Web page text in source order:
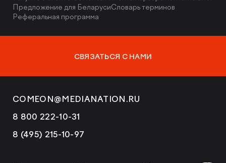
Предложение для БеларусиСловарь терминов
Реферальная программа
СВЯЗАТЬСЯ С НАМИ
COMEON@MEDIANATION.RU
8 800 222-10-31
8 (495) 215-10-97